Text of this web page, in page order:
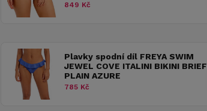
849 Kč
Plavky spodní díl FREYA SWIM
JEWEL COVE ITALINI BIKINI BRIEF
PLAIN AZURE
785 Kč